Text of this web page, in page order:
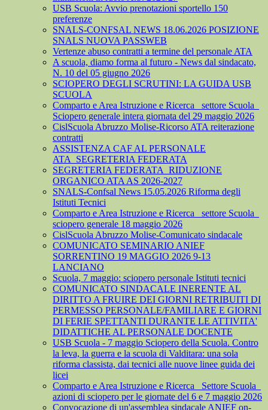
USB Scuola: Avvio prenotazioni sportello 150
preferenze
SNALS-CONFSAL NEWS 18.06.2026 POSIZIONE
SNALS NUOVA PASSWEB
Vertenze abuso contratti a termine del personale ATA
A scuola, diamo forma al futuro - News dal sindacato,
N. 10 del 05 giugno 2026
SCIOPERO DEGLI SCRUTINI: LA GUIDA USB
SCUOLA
Comparto e Area Istruzione e Ricerca_ settore Scuola_
Sciopero generale intera giornata del 29 maggio 2026
CislScuola Abruzzo Molise-Ricorso ATA reiterazione
contratti
ASSISTENZA CAF AL PERSONALE
ATA_SEGRETERIA FEDERATA
SEGRETERIA FEDERATA_RIDUZIONE
ORGANICO ATA AS 2026-2027
SNALS-Confsal News 15.05.2026 Riforma degli
Istituti Tecnici
Comparto e Area Istruzione e Ricerca_ settore Scuola_
sciopero generale 18 maggio 2026
CislScuola Abruzzo Molise-Comunicato sindacale
COMUNICATO SEMINARIO ANIEF
SORRENTINO 19 MAGGIO 2026 9-13
LANCIANO
Scuola, 7 maggio: sciopero personale Istituti tecnici
COMUNICATO SINDACALE INERENTE AL
DIRITTO A FRUIRE DEI GIORNI RETRIBUITI DI
PERMESSO PERSONALE/FAMILIARE E GIORNI
DI FERIE SPETTANTI DURANTE LE ATTIVITA'
DIDATTICHE AL PERSONALE DOCENTE
USB Scuola - 7 maggio Sciopero della Scuola. Contro
la leva, la guerra e la scuola di Valditara: una sola
riforma classista, dai tecnici alle nuove linee guida dei
licei
Comparto e Area Istruzione e Ricerca_ Settore Scuola_
azioni di sciopero per le giornate del 6 e 7 maggio 2026
Convocazione di un'assemblea sindacale ANIEF on-